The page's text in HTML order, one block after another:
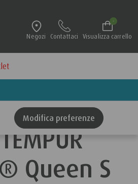
Negozi Contattaci Visualizza carrello
-
Modifica preferenze
Queen S